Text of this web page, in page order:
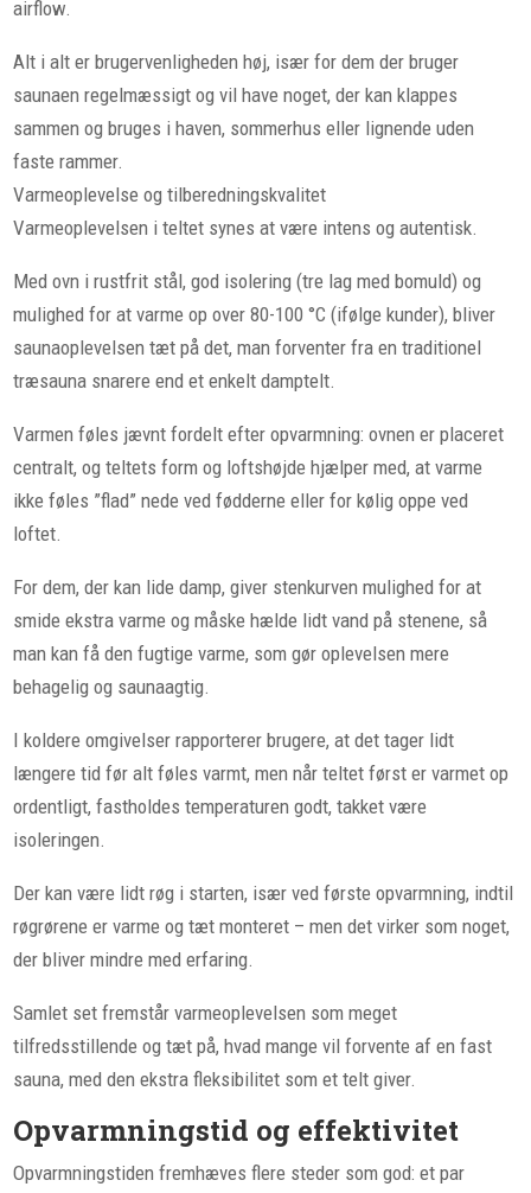
airflow.
Alt i alt er brugervenligheden høj, især for dem der bruger
saunaen regelmæssigt og vil have noget, der kan klappes
sammen og bruges i haven, sommerhus eller lignende uden
faste rammer.
Varmeoplevelse og tilberedningskvalitet
Varmeoplevelsen i teltet synes at være intens og autentisk.
Med ovn i rustfrit stål, god isolering (tre lag med bomuld) og
mulighed for at varme op over 80-100 °C (ifølge kunder), bliver
saunaoplevelsen tæt på det, man forventer fra en traditionel
træsauna snarere end et enkelt damptelt.
Varmen føles jævnt fordelt efter opvarmning: ovnen er placeret
centralt, og teltets form og loftshøjde hjælper med, at varme
ikke føles ”flad” nede ved fødderne eller for kølig oppe ved
loftet.
For dem, der kan lide damp, giver stenkurven mulighed for at
smide ekstra varme og måske hælde lidt vand på stenene, så
man kan få den fugtige varme, som gør oplevelsen mere
behagelig og saunaagtig.
I koldere omgivelser rapporterer brugere, at det tager lidt
længere tid før alt føles varmt, men når teltet først er varmet op
ordentligt, fastholdes temperaturen godt, takket være
isoleringen.
Der kan være lidt røg i starten, især ved første opvarmning, indtil
røgrørene er varme og tæt monteret – men det virker som noget,
der bliver mindre med erfaring.
Samlet set fremstår varmeoplevelsen som meget
tilfredsstillende og tæt på, hvad mange vil forvente af en fast
sauna, med den ekstra fleksibilitet som et telt giver.
Opvarmningstid og effektivitet
Opvarmningstiden fremhæves flere steder som god: et par